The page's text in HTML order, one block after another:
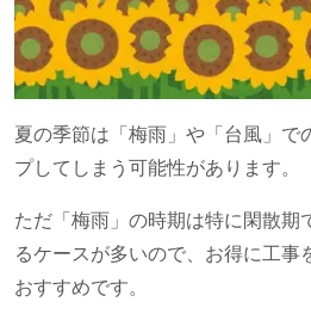
夏の季節は「梅雨」や「台風」で
プしてしまう可能性があります。
ただ「梅雨」の時期は特に閑散期
るケースが多いので、お得に工事
おすすめです。